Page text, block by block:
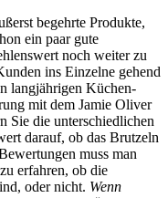
begehrte Produkte,
ein paar gute
noch weiter zu
ins Einzelne gehend
langjährigen Küchen-
mit dem Jamie Oliver
Sie die unterschiedlichen
darauf, ob das Brutzeln
muss man
erfahren, ob die
oder nicht. Wenn